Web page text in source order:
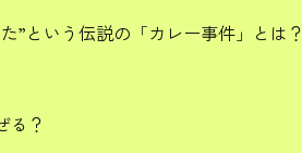
”という伝説の「カレー事件」とは？
る？